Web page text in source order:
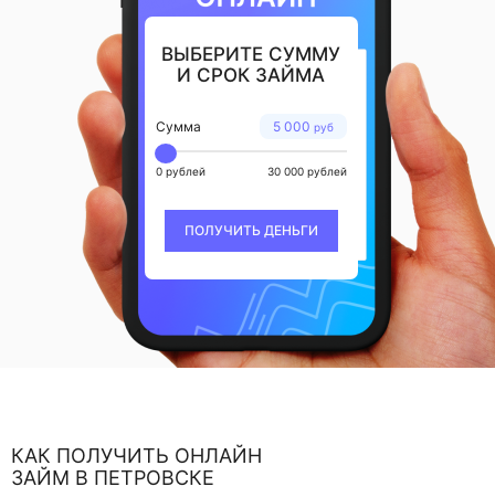
ВЫБЕРИТЕ СУММУ
И СРОК ЗАЙМА
5 000 руб
Сумма
0 рублей 30 000 рублей
ПОЛУЧИТЬ ДЕНЬГИ
КАК ПОЛУЧИТЬ ОНЛАЙН
ЗАЙМ В ПЕТРОВСКЕ